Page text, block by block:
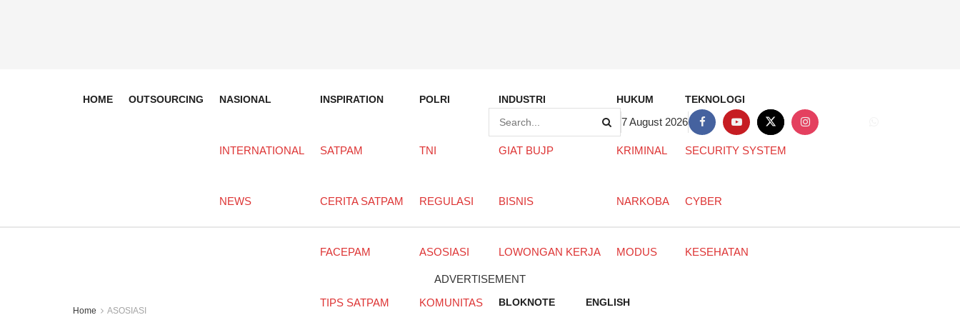
7 August 2026
HOME OUTSOURCING NASIONAL
INTERNATIONAL
NEWS
INSPIRATION
SATPAM
CERITA SATPAM
FACEPAM
TIPS SATPAM
POLRI
TNI
REGULASI
ASOSIASI
KOMUNITAS
INDUSTRI
GIAT BUJP
BISNIS
LOWONGAN KERJA
HUKUM
KRIMINAL
NARKOBA
MODUS
TEKNOLOGI
SECURITY SYSTEM
CYBER
KESEHATAN
BLOKNOTE ENGLISH
ADVERTISEMENT
Home ASOSIASI